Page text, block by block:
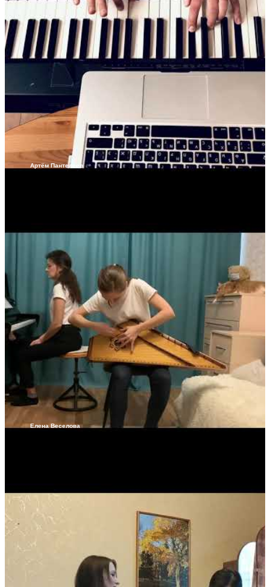
Артём Пантелеев
Елена Веселова